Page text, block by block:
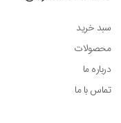
سبد خرید
محصولات
درباره ما
تماس با ما